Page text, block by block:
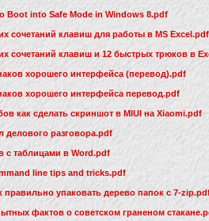
Boot into Safe Mode in Windows 8.pdf
сочетаний клавиш для работы в MS Excel.pdf
сочетаний клавиш и 12 быстрых трюков в
хорошего интерфейса (перевод).pdf
хорошего интерфейса перевод.pdf
как сделать скриншот в MIUI на Xiaomi.pdf
делового разговора.pdf
с таблицами в Word.pdf
line tips and tricks.pdf
правильно упаковать дерево папок с 7-
фактов о советском граненом